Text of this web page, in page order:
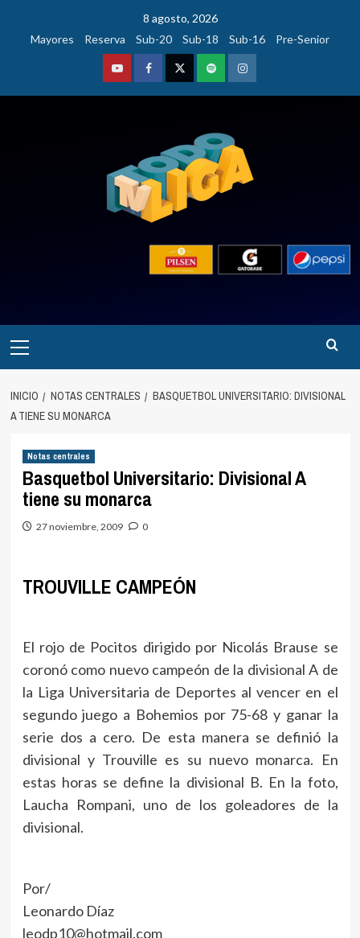
contenido
8 agosto, 2026
Mayores
Reserva Sub-20 Sub-18 Sub-16 Pre-Senior
YoutubeFacebookTwitterPodcastInstagram
principal
INICIO NOTAS CENTRALES
BASQUETBOL UNIVERSITARIO: DIVISIONAL
A TIENE SU MONARCA
Notas centrales
Basquetbol Universitario: Divisional A
tiene su monarca
27 noviembre, 2009 0
TROUVILLE CAMPEÓN
El rojo de Pocitos dirigido por Nicolás Brause se
coronó como nuevo campeón de la divisional A de
la Liga Universitaria de Deportes al vencer en el
segundo juego a Bohemios por 75-68 y ganar la
serie dos a cero. De esta manera se definió la
divisional y Trouville es su nuevo monarca. En
estas horas se define la divisional B. En la foto,
Laucha Rompani, uno de los goleadores de la
divisional.
Por/
Leonardo Díaz
leodp10@hotmail.com